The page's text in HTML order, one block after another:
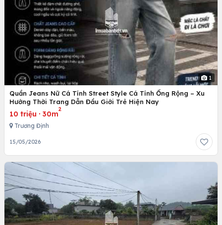
1
Quần Jeans Nữ Cá Tính Street Style Cá Tính Ống Rộng – Xu
Hướng Thời Trang Dẫn Đầu Giới Trẻ Hiện Nay
10 triệu · 30m
2
Trương Định
15/05/2026